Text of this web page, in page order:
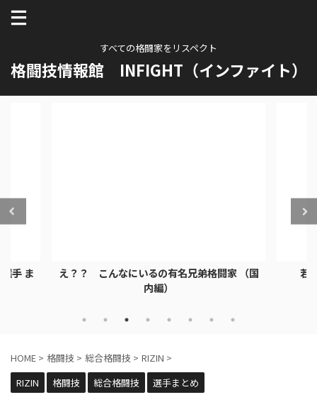
すべての格闘家をリスペクト
格闘技情報館 INFIGHT（インファイト）
手 ま
え？？ こんなにいるの有名兄弟格闘家 （国
内編）
若
HOME > 格闘技 > 総合格闘技 > RIZIN >
RIZIN
格闘技 総合格闘技 選手まとめ